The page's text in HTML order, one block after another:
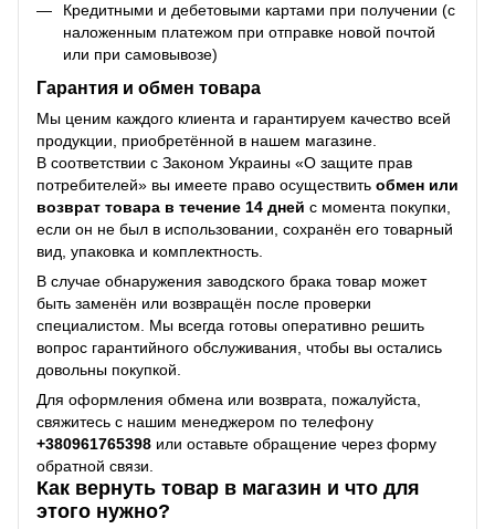
Кредитными и дебетовыми картами при получении (с
наложенным платежом при отправке новой почтой
или при самовывозе)
Гарантия и обмен товара
Мы ценим каждого клиента и гарантируем качество всей
продукции, приобретённой в нашем магазине.
В соответствии с Законом Украины «О защите прав
потребителей» вы имеете право осуществить обмен или
возврат товара в течение 14 дней с момента покупки,
если он не был в использовании, сохранён его товарный
вид, упаковка и комплектность.
В случае обнаружения заводского брака товар может
быть заменён или возвращён после проверки
специалистом. Мы всегда готовы оперативно решить
вопрос гарантийного обслуживания, чтобы вы остались
довольны покупкой.
Для оформления обмена или возврата, пожалуйста,
свяжитесь с нашим менеджером по телефону
+380961765398 или оставьте обращение через форму
обратной связи.
Как вернуть товар в магазин и что для
этого нужно?